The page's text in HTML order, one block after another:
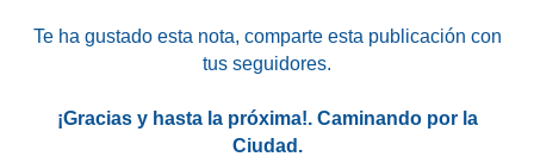
Te ha gustado esta nota, comparte esta publicación con
tus seguidores.
¡Gracias y hasta la próxima!. Caminando por la
Ciudad.